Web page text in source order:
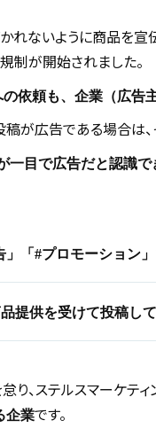
ないように商品を宣
制が開始されました。
依頼も、企業（広告
が広告である場合は、
一目で広告だと認識で
」「#プロモーション」
提供を受けて投稿して
り、ステルスマーケテ
企業です。